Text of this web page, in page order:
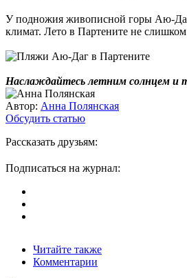
У подножия живописной горы Аю-Даг
климат. Лето в Партените не
Наслаждайтесь летним солнцем и
Автор: Анна Полянская
Обсудить статью
Рассказать друзьям:
Подписаться на журнал:
Читайте также
Комментарии